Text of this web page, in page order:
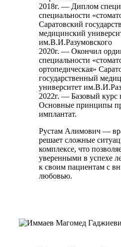
2018г. — Диплом
специальности
Саратовский
медицинский
им.В.И.Разумовского
2020г. — Окончил
специальности
ортопедическая»
государственный
университет
2022г. — Базовый курс
Основные принципы
имплантат.
Рустам Алимович —
решает сложные
комплексе, что
уверенными в успехе
к своим пациентам с
любовью.